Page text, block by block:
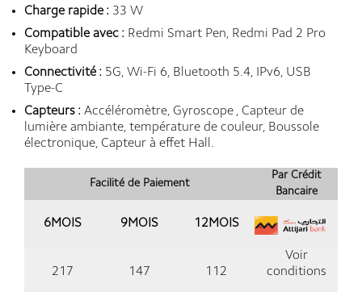
Charge rapide : 33 W
Compatible avec : Redmi Smart Pen, Redmi Pad 2 Pro
Keyboard
Connectivité : 5G, Wi-Fi 6, Bluetooth 5.4, IPv6, USB
Type-C
Capteurs : Accéléromètre, Gyroscope , Capteur de
lumière ambiante, température de couleur, Boussole
électronique, Capteur à effet Hall.
Facilité de Paiement
Par Crédit
Bancaire
6MOIS 9MOIS 12MOIS
217 147 112
Voir
conditions